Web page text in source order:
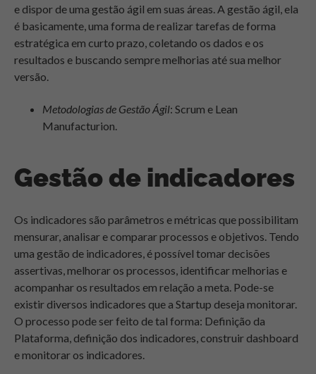
e dispor de uma gestão ágil em suas áreas. A gestão ágil, ela
é basicamente, uma forma de realizar tarefas de forma
estratégica em curto prazo, coletando os dados e os
resultados e buscando sempre melhorias até sua melhor
versão.
Metodologias de Gestão Ágil: Scrum e Lean
Manufacturion.
Gestão de indicadores
Os indicadores são parâmetros e métricas que possibilitam
mensurar, analisar e comparar processos e objetivos. Tendo
uma gestão de indicadores, é possível tomar decisões
assertivas, melhorar os processos, identificar melhorias e
acompanhar os resultados em relação a meta. Pode-se
existir diversos indicadores que a Startup deseja monitorar.
O processo pode ser feito de tal forma: Definição da
Plataforma, definição dos indicadores, construir dashboard
e monitorar os indicadores.